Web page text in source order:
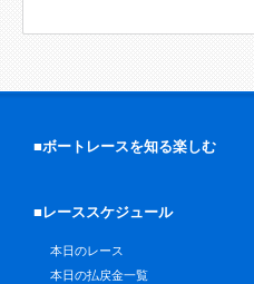
■ボートレースを知る楽しむ
■レーススケジュール
本日のレース
本日の払戻金一覧